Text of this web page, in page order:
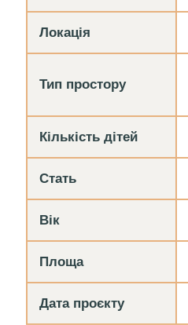
Локація
Тип простору
Кількість дітей
Стать
Вік
Площа
Дата проєкту